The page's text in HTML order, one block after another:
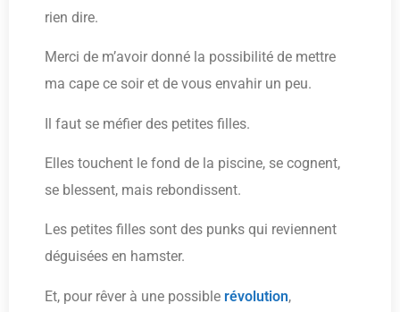
rien dire.
Merci de m’avoir donné la possibilité de mettre
ma cape ce soir et de vous envahir un peu.
Il faut se méfier des petites filles.
Elles touchent le fond de la piscine, se cognent,
se blessent, mais rebondissent.
Les petites filles sont des punks qui reviennent
déguisées en hamster.
Et, pour rêver à une possible révolution,